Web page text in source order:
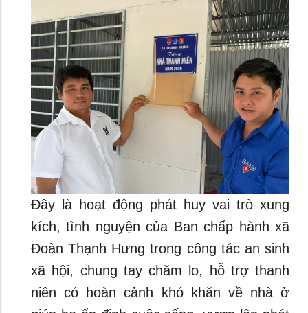
Đây là hoạt động phát huy vai trò xung
kích, tình nguyện của Ban chấp hành xã
Đoàn Thạnh Hưng trong công tác an sinh
xã hội, chung tay chăm lo, hỗ trợ thanh
niên có hoàn cảnh khó khăn về nhà ở